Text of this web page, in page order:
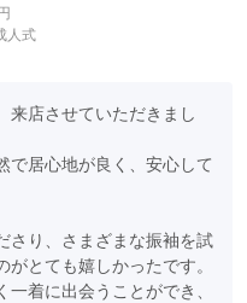
人式
来店させていただきまし
で居心地が良く、安心して
さり、さまざまな振袖を試
とても嬉しかったです。
着に出会うことができ、